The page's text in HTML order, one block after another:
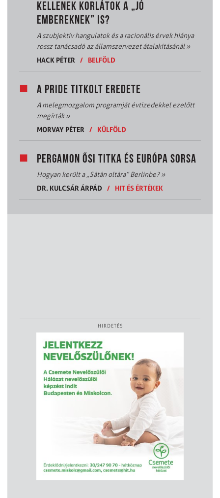
KELLENEK KORLÁTOK A „JÓ
EMBEREKNEK” IS?
A szubjektív hangulatok és a racionális érvek hiánya
rossz tanácsadó az államszervezet átalakításánál»
HACK PÉTER
/ BELFÖLD
A PRIDE TITKOLT EREDETE
A melegmozgalom programját évtizedekkel ezelőtt
megírták»
MORVAY PÉTER
/ KÜLFÖLD
PERGAMON ŐSI TITKA ÉS EURÓPA SORSA
Hogyan került a „Sátán oltára” Berlinbe?»
DR. KULCSÁR ÁRPÁD
/ HIT ÉS ÉRTÉKEK
HIRDETÉS